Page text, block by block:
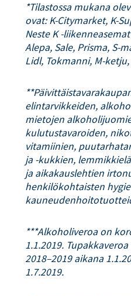
*Tilastossa mukana
ovat: K-Citymarket, K-
Neste K -
Alepa, Sale, Prisma, S-
Lidl, Tokmanni, M-
elintarvikkeiden,
mietojen
kulutustavaroiden,
vitamiinien,
ja -kukkien,
ja aikakauslehtien
henkilökohtaisten
***Alkoholiveroa on
1.1.2019.
2018–2019 aikana
1.7.2019.